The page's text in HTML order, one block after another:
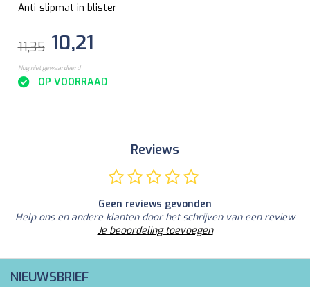
Anti-slipmat in blister
11,35 10,21
Nog niet gewaardeerd
OP VOORRAAD
Reviews
Geen reviews gevonden
Help ons en andere klanten door het schrijven van een review
Je beoordeling toevoegen
NIEUWSBRIEF